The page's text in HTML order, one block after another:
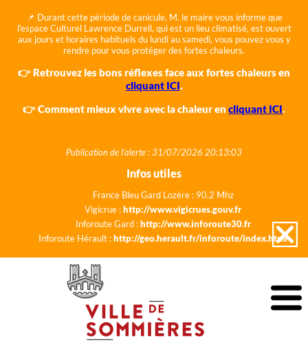
📌 Durant cette période de canicule, M. le maire vous informe que
l'espace Culturel Lawrence Durrell, qui est un lieu climatisé, est ouvert
aux jours et horaires habituels du lundi au samedi, vous pouvez vous y
rendre pour vous protéger des fortes chaleurs.
👉 Retrouvez les bons réflexes face aux fortes chaleurs en
cliquant ICI.
👉 Comment mieux vivre avec la chaleur en cliquant ICI.
Publication de l'alerte : 31/07/2026 20:13:03
Infos utiles
France Bleu Gard Lozère : 90.2 Mhz
Vigicrue :http://www.vigicrues.gouv.fr
Inforoute Gard :http://www.inforoute30.fr
Inforoute Hérault :http://geo.herault.fr/inforoute/index.html